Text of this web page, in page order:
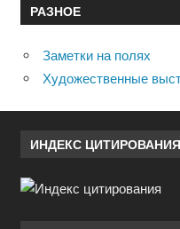
РАЗНОЕ
Заметки на полях
Художественные
ИНДЕКС ЦИТИРОВАНИЯ